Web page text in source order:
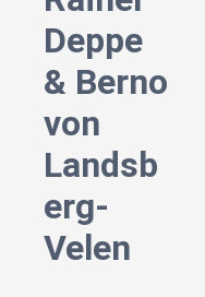
Deppe
& Berno
von
Landsb
erg-
Velen